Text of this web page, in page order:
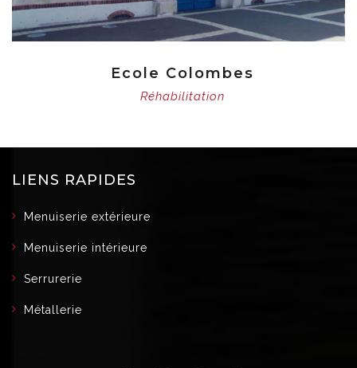
Ecole Colombes
Réhabilitation
LIENS RAPIDES
Menuiserie extérieure
Menuiserie intérieure
Serrurerie
Métallerie